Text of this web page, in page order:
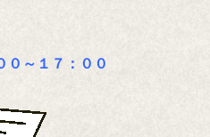
～１７：００